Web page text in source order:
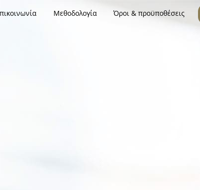
Μεθοδολογία Όροι & προϋποθέσεις